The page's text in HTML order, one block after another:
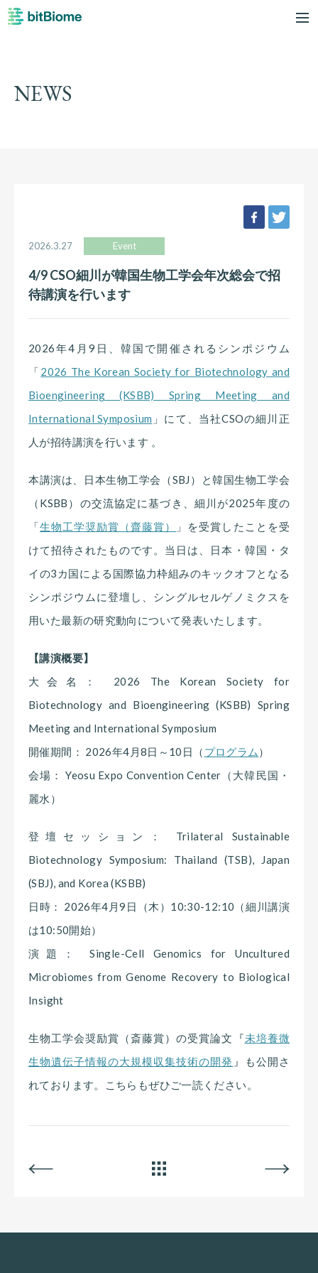
NEWS
facebook
2026.3.27 Event
4/9 CSO細川が韓国生物工学会年次総会で招
待講演を行います
2026年4月9日、韓国で開催されるシンポジウム
「 2026 The Korean Society for Biotechnology and
Bioengineering (KSBB) Spring Meeting and
International Symposium 」にて、当社CSOの細川正
人が招待講演を行います 。
本講演は、日本生物工学会（SBJ）と韓国生物工学会
（KSBB）の交流協定に基づき、細川が2025年度の
「生物工学奨励賞（齋藤賞）
」を受賞したことを受
けて招待されたものです。当日は、日本・韓国・タ
イの3カ国による国際協力枠組みのキックオフとなる
シンポジウムに登壇し、シングルセルゲノミクスを
用いた最新の研究動向について発表いたします。
【講演概要】
大会名： 2026 The Korean Society for
Biotechnology and Bioengineering (KSBB) Spring
Meeting and International Symposium
開催期間： 2026年4月8日～10日（ プログラム ）
会場： Yeosu Expo Convention Center（大韓民国・
麗水）
登壇セッション： Trilateral Sustainable
Biotechnology Symposium: Thailand (TSB), Japan
(SBJ), and Korea (KSBB)
日時： 2026年4月9日（木）10:30-12:10（細川講演
は10:50開始）
演題： Single-Cell Genomics for Uncultured
Microbiomes from Genome Recovery to Biological
Insight
生物工学会奨励賞（斎藤賞）の受賞論文『未培養微
生物遺伝子情報の大規模収集技術の開発 』も公開さ
れております。こちらもぜひご一読ください。